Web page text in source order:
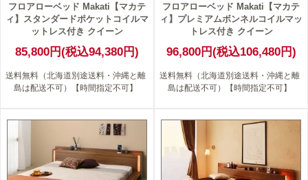
フロアローベッド Makati【マカテ
ィ】スタンダードポケットコイルマ
ットレス付き クイーン
85,800円(税込94,380円)
送料無料（北海道別途送料・沖縄と離
島は配送不可）【時間指定不可】
フロアローベッド Makati【マカテ
ィ】プレミアムボンネルコイルマッ
トレス付き クイーン
96,800円(税込106,480円)
送料無料（北海道別途送料・沖縄と離
島は配送不可）【時間指定不可】